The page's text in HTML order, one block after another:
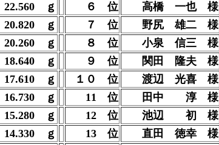
22.560 ｇ ６ 位 高橋 一也 様
20.820 ｇ ７ 位 野尻 雄二 様
20.260 ｇ ８ 位 小泉 信三 様
18.640 ｇ ９ 位 関田 隆夫 様
17.610 ｇ １０ 位 渡辺 光喜 様
16.730 ｇ 11 位 田中 淳 様
15.280 ｇ 12 位 池辺 初 様
14.330 ｇ 13 位 直田 徳幸 様